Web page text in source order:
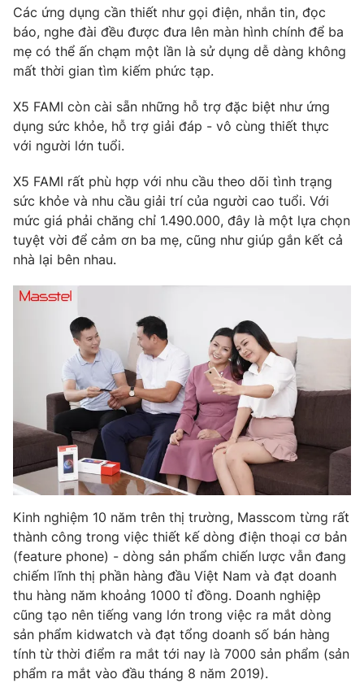
Các ứng dụng cần thiết như gọi điện, nhắn tin, đọc
báo, nghe đài đều được đưa lên màn hình chính để ba
mẹ có thể ấn chạm một lần là sử dụng dễ dàng không
mất thời gian tìm kiếm phức tạp.
X5 FAMI còn cài sẵn những hỗ trợ đặc biệt như ứng
dụng sức khỏe, hỗ trợ giải đáp - vô cùng thiết thực
với người lớn tuổi.
X5 FAMI rất phù hợp với nhu cầu theo dõi tình trạng
sức khỏe và nhu cầu giải trí của người cao tuổi. Với
mức giá phải chăng chỉ 1.490.000, đây là một lựa chọn
tuyệt vời để cảm ơn ba mẹ, cũng như giúp gắn kết cả
nhà lại bên nhau.
Kinh nghiệm 10 năm trên thị trường, Masscom từng rất
thành công trong việc thiết kế dòng điện thoại cơ bản
(feature phone) - dòng sản phẩm chiến lược vẫn đang
chiếm lĩnh thị phần hàng đầu Việt Nam và đạt doanh
thu hàng năm khoảng 1000 tỉ đồng. Doanh nghiệp
cũng tạo nên tiếng vang lớn trong việc ra mắt dòng
sản phẩm kidwatch và đạt tổng doanh số bán hàng
tính từ thời điểm ra mắt tới nay là 7000 sản phẩm (sản
phẩm ra mắt vào đầu tháng 8 năm 2019).